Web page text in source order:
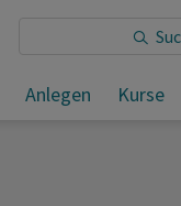
Anlegen Kurse